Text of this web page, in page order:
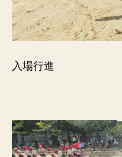
入場行進